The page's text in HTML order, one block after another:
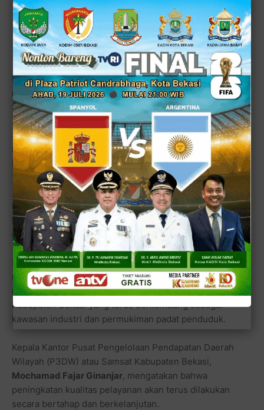
Pelayanan makin cepat, alur makin jelas, warga
Tambun sampai Cikarang mulai bilang: “Lho,
sekarang segampang ini?”
Penataan ruang pelayanan, sistem antrean yang lebih
rapi, serta dukungan petugas yang responsif menjadi
faktor yang ikut mempercepat proses administrasi.
Selain melakukan pembenahan di kantor utama Cikarang,
Samsat Kabupaten Bekasijuga memperluas akses
layanan melalui outlet di kawasan Ruko Tambun City,
Tambun Selatan.
Kehadiran outlet ini dinilai membantu masyarakat yang
berada di wilayah Tambun dan sekitarnya agar tidak perlu
menempuh perjalanan lebih jauh menuju kantor induk.
Langkah tersebut sekaligus menjadi strategi
mendekatkan pelayanan kepada masyarakat, seiring
meningkatnya kebutuhan administrasi kendaraan di
Kabupaten Bekasi yang terus berkembang sebagai
kawasan industri dan permukiman padat penduduk.
Kepala Kantor Pusat Pengelolaan Pendapatan Daerah
Wilayah (P3DW) atau Samsat Kabupaten Bekasi,
Mochamad Fajar Ginanjar, mengatakan bahwa
peningkatan kualitas pelayanan akan terus dilakukan
secara bertahap dan berkelanjutan.